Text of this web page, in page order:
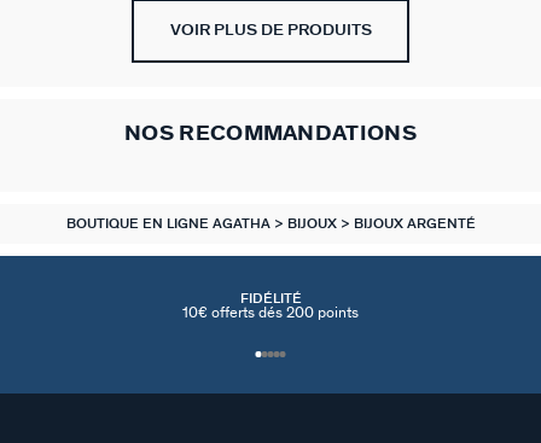
VOIR PLUS DE PRODUITS
NOS RECOMMANDATIONS
BOUTIQUE EN LIGNE AGATHA BIJOUX BIJOUX ARGENTÉ
FIDÉLITÉ
10€ offerts dés 200 points